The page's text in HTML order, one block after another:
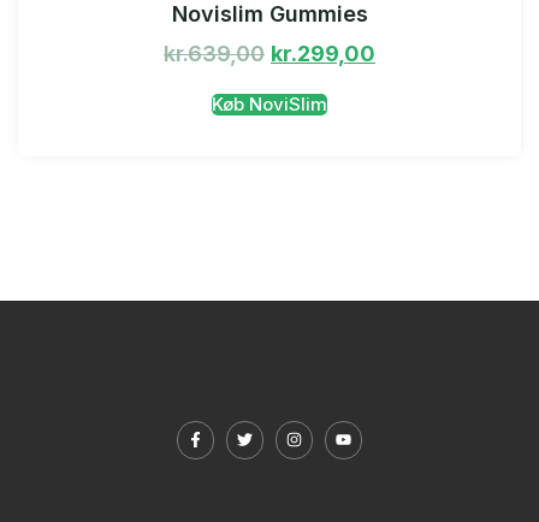
Novislim Gummies
kr.639,00 kr.299,00
Køb NoviSlim